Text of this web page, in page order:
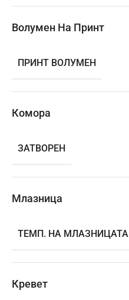
Волумен На Принт
ПРИНТ ВОЛУМЕН
Комора
ЗАТВОРЕН
Млазница
ТЕМП. НА МЛАЗНИЦАТА
Кревет